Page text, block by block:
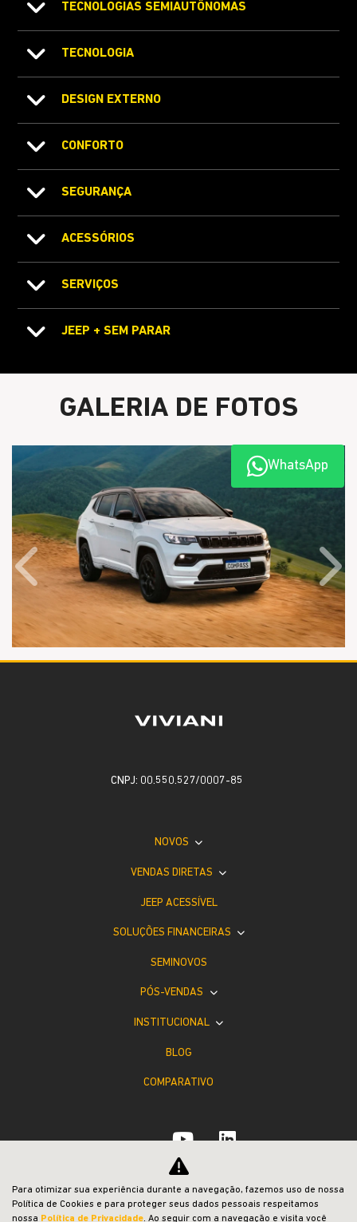
TECNOLOGIAS SEMIAUTÔNOMAS
TECNOLOGIA
DESIGN EXTERNO
CONFORTO
SEGURANÇA
ACESSÓRIOS
SERVIÇOS
JEEP + SEM PARAR
GALERIA DE FOTOS
Anterior
WhatsApp
CNPJ: 00.550.527/0007-85
NOVOS
VENDAS DIRETAS
JEEP ACESSÍVEL
SOLUÇÕES FINANCEIRAS
SEMINOVOS
PÓS-VENDAS
INSTITUCIONAL
BLOG
COMPARATIVO
Desacelere. Seu bem maior é a vida.
Para otimizar sua experiência durante a navegação, fazemos uso de nossa
Política de Cookies e para proteger seus dados pessoais respeitamos
nossa Política de Privacidade. Ao seguir com a navegação e visita você